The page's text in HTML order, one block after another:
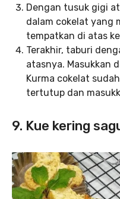
Dengan tusuk gigi
dalam cokelat yang
tempatkan di atas
Terakhir, taburi
atasnya. Masukkan
Kurma cokelat
tertutup dan
9. Kue kering